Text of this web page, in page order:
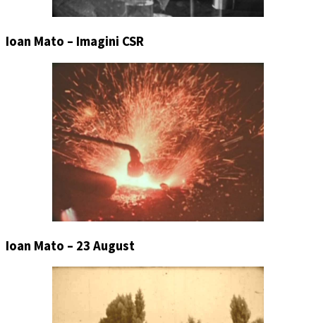
Ioan Mato – Imagini CSR
Ioan Mato – 23 August